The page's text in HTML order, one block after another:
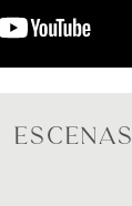
ESCENAS